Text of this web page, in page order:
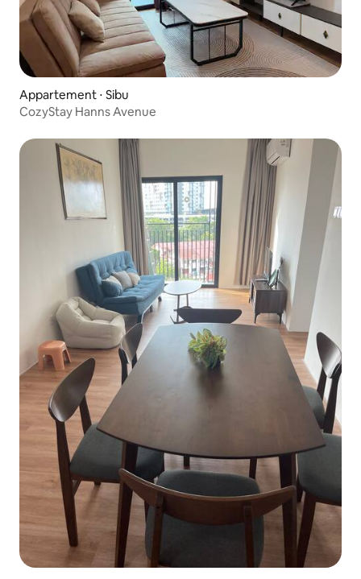
Appartement ⋅ Sibu
CozyStay Hanns Avenue